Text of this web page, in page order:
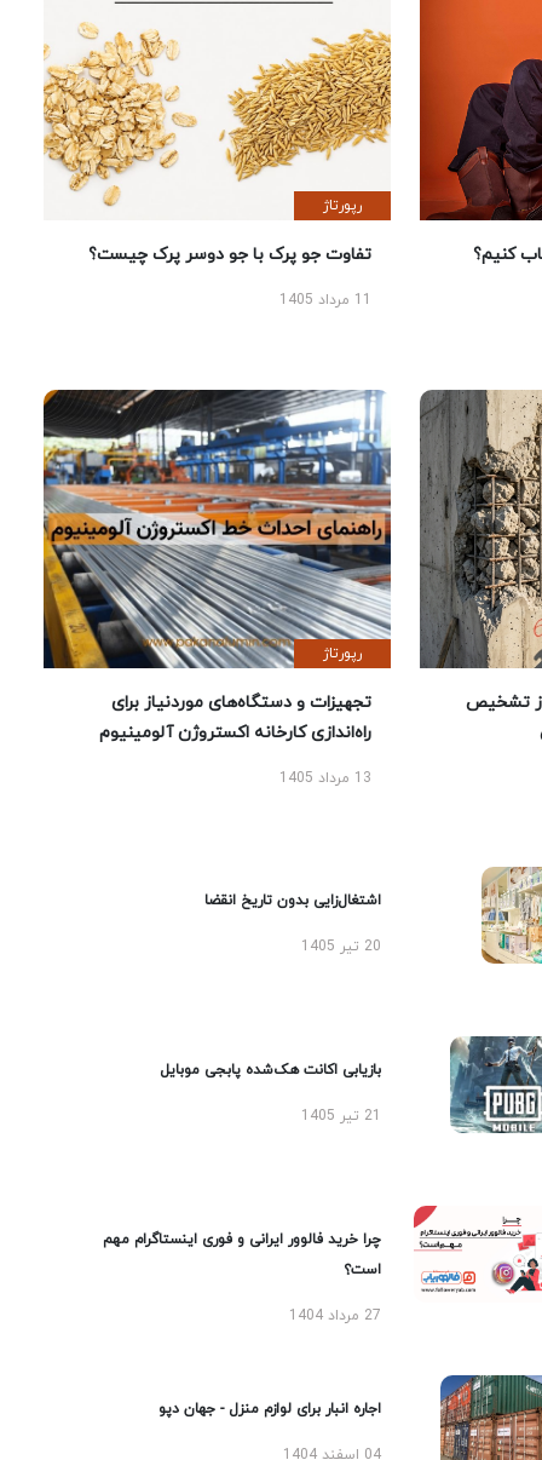
کنیم؟
رپورتاژ
تفاوت جو پرک با جو دوسر پرک چیست؟
تشخیص
رپورتاژ
تجهیزات و دستگاه‌های موردنیاز برای
راه‌اندازی کارخانه اکستروژن آلومینیوم
13 مرداد 1405
اشتغال‌زایی بدون تاریخ انقضا
20 تیر 1405
بازیابی اکانت هک‌شده پابجی موبایل
چرا خرید فالوور ایرانی و فوری اینستاگرام مهم
است؟
27 مرداد 1404
اجاره انبار برای لوازم منزل - جهان دپو
04 اسفند 1404